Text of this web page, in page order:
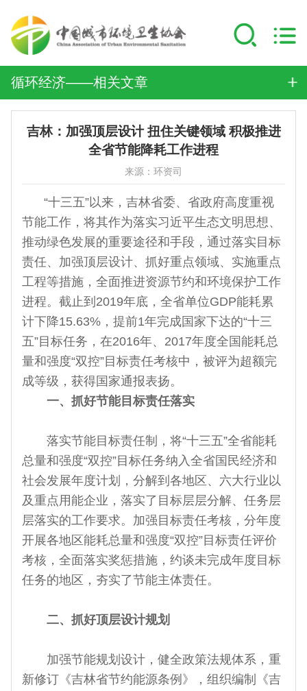
循环经济——相关文章
吉林：加强顶层设计 扭住关键领域 积极推进
全省节能降耗工作进程
来源：环资司
“十三五”以来，吉林省委、省政府高度重视
节能工作，将其作为落实习近平生态文明思想、
推动绿色发展的重要途径和手段，通过落实目标
责任、加强顶层设计、抓好重点领域、实施重点
工程等措施，全面推进资源节约和环境保护工作
进程。截止到2019年底，全省单位GDP能耗累
计下降15.63%，提前1年完成国家下达的“十三
五”目标任务，在2016年、2017年度全国能耗总
量和强度“双控”目标责任考核中，被评为超额完
成等级，获得国家通报表扬。
一、抓好节能目标责任落实
落实节能目标责任制，将“十三五”全省能耗
总量和强度“双控”目标任务纳入全省国民经济和
社会发展年度计划，分解到各地区、六大行业以
及重点用能企业，落实了目标层层分解、任务层
层落实的工作要求。加强目标责任考核，分年度
开展各地区能耗总量和强度“双控”目标责任评价
考核，全面落实奖惩措施，约谈未完成年度目标
任务的地区，夯实了节能主体责任。
二、抓好顶层设计规划
加强节能规划设计，健全政策法规体系，重
新修订《吉林省节约能源条例》，组织编制《吉